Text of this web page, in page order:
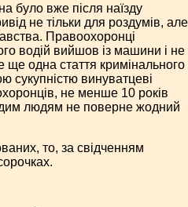
було вже після наїзду
не тільки для роздумів, але
Правоохоронці
водій вийшов із машини і не
одна стаття кримінального
сукупністю винуватцеві
не менше 10 років
людям не поверне жодний
то, за свідченням